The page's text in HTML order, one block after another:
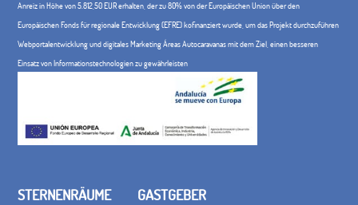
Anreiz in Höhe von 5.812,50 EUR erhalten, der zu 80% von der Europäischen Union über den
Europäischen Fonds für regionale Entwicklung (EFRE) kofinanziert wurde, um das Projekt durchzuführen
Webportalentwicklung und digitales Marketing Áreas Autocaravanas mit dem Ziel, einen besseren
Einsatz von Informationstechnologien zu gewährleisten
STERNENRÄUME GASTGEBER